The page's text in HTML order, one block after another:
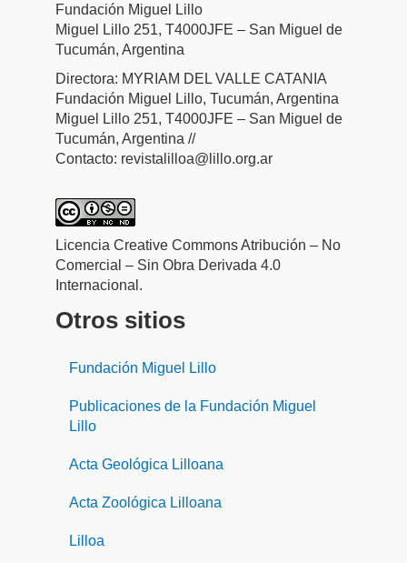
Fundación Miguel Lillo
Miguel Lillo 251, T4000JFE – San Miguel de
Tucumán, Argentina
Directora: MYRIAM DEL VALLE CATANIA
Fundación Miguel Lillo, Tucumán, Argentina
Miguel Lillo 251, T4000JFE – San Miguel de
Tucumán, Argentina //
Contacto: revistalilloa@lillo.org.ar
Licencia Creative Commons Atribución – No
Comercial – Sin Obra Derivada 4.0
Internacional.
Otros sitios
Fundación Miguel Lillo
Publicaciones de la Fundación Miguel
Lillo
Acta Geológica Lilloana
Acta Zoológica Lilloana
Lilloa